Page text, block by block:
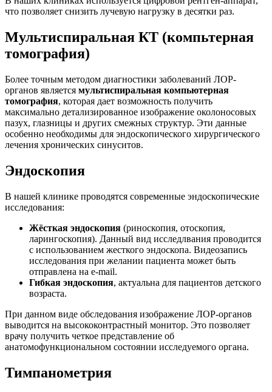
что позволяет снизить лучевую нагрузку в десятки раз.
Мультиспиральная КТ (компьтерная
томография)
Более точным методом диагностики заболеваний ЛОР-
органов является мультиспиральная компьютерная
томография, которая дает возможность получить
максимально детализированное изображение околоносовых
пазух, глазницы и других смежных структур. Эти данные
особенно необходимы для эндоскопического хирургического
лечения хронических синуситов.
Эндоскопия
В нашей клинике проводятся современные эндоскопические
исследования:
Жёсткая эндоскопия (риноскопия, отоскопия,
ларингоскопия). Данный вид исследлвания проводится
с использованием жесткого эндоскопа. Видеозапись
исследования при желании пациента может быть
отправлена на e-mail.
Гибкая эндоскопия, актуальна для пациентов детского
возраста.
При данном виде обследования изображение ЛОР-органов
выводится на высококонтрастный монитор. Это позволяет
врачу получить четкое представление об
анатомофункциональном состоянии исследуемого органа.
Тимпанометрия